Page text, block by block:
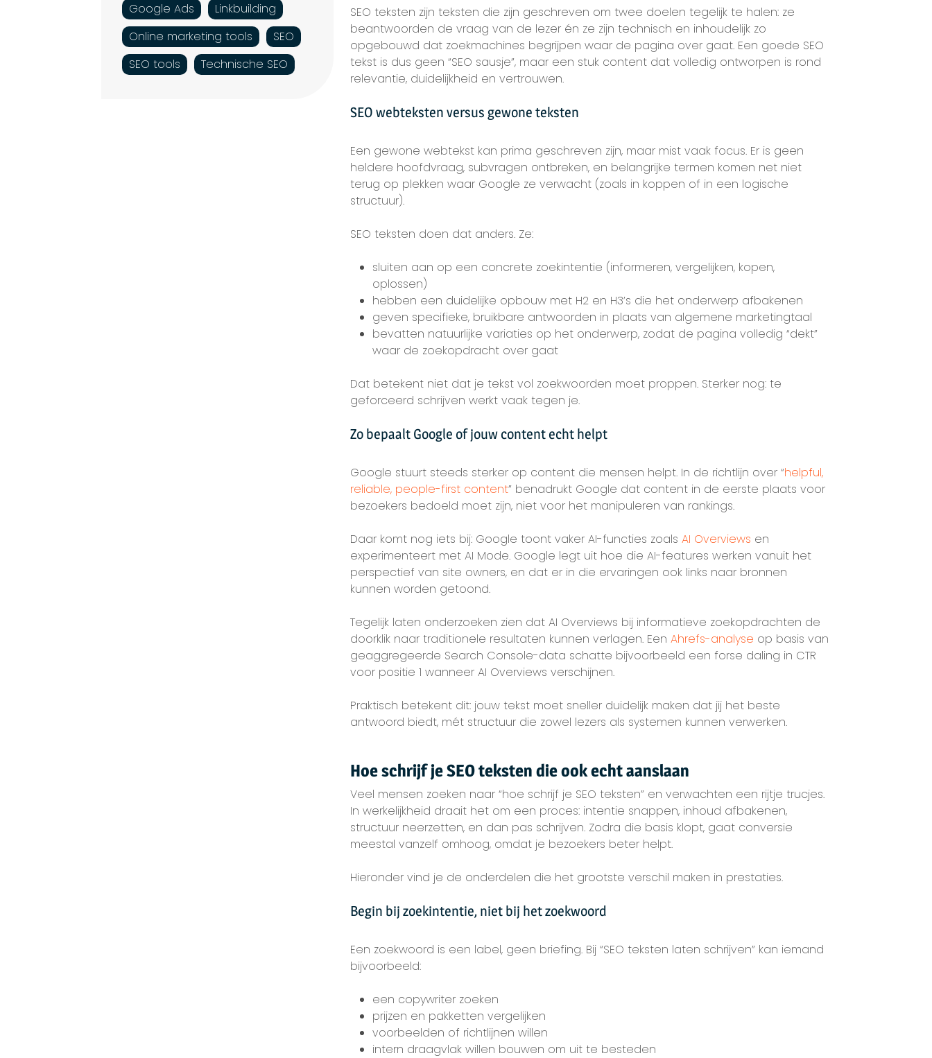
Google Ads
Linkbuilding
Online marketing tools
SEO
SEO tools
Technische SEO
SEO teksten zijn teksten die zijn geschreven om twee doelen tegelijk te halen: ze
beantwoorden de vraag van de lezer én ze zijn technisch en inhoudelijk zo
opgebouwd dat zoekmachines begrijpen waar de pagina over gaat. Een goede SEO
tekst is dus geen “SEO sausje”, maar een stuk content dat volledig ontworpen is rond
relevantie, duidelijkheid en vertrouwen.
SEO webteksten versus gewone teksten
Een gewone webtekst kan prima geschreven zijn, maar mist vaak focus. Er is geen
heldere hoofdvraag, subvragen ontbreken, en belangrijke termen komen net niet
terug op plekken waar Google ze verwacht (zoals in koppen of in een logische
structuur).
SEO teksten doen dat anders. Ze:
sluiten aan op een concrete zoekintentie (informeren, vergelijken, kopen,
oplossen)
hebben een duidelijke opbouw met H2 en H3’s die het onderwerp afbakenen
geven specifieke, bruikbare antwoorden in plaats van algemene marketingtaal
bevatten natuurlijke variaties op het onderwerp, zodat de pagina volledig “dekt”
waar de zoekopdracht over gaat
Dat betekent niet dat je tekst vol zoekwoorden moet proppen. Sterker nog: te
geforceerd schrijven werkt vaak tegen je.
Zo bepaalt Google of jouw content echt helpt
Google stuurt steeds sterker op content die mensen helpt. In de richtlijn over “helpful,
reliable, people-first content” benadrukt Google dat content in de eerste plaats voor
bezoekers bedoeld moet zijn, niet voor het manipuleren van rankings.
Daar komt nog iets bij: Google toont vaker AI-functies zoals AI Overviews en
experimenteert met AI Mode. Google legt uit hoe die AI-features werken vanuit het
perspectief van site owners, en dat er in die ervaringen ook links naar bronnen
kunnen worden getoond.
Tegelijk laten onderzoeken zien dat AI Overviews bij informatieve zoekopdrachten de
doorklik naar traditionele resultaten kunnen verlagen. Een Ahrefs-analyse op basis van
geaggregeerde Search Console-data schatte bijvoorbeeld een forse daling in CTR
voor positie 1 wanneer AI Overviews verschijnen.
Praktisch betekent dit: jouw tekst moet sneller duidelijk maken dat jij het beste
antwoord biedt, mét structuur die zowel lezers als systemen kunnen verwerken.
Hoe schrijf je SEO teksten die ook echt aanslaan
Veel mensen zoeken naar “hoe schrijf je SEO teksten” en verwachten een rijtje trucjes.
In werkelijkheid draait het om een proces: intentie snappen, inhoud afbakenen,
structuur neerzetten, en dan pas schrijven. Zodra die basis klopt, gaat conversie
meestal vanzelf omhoog, omdat je bezoekers beter helpt.
Hieronder vind je de onderdelen die het grootste verschil maken in prestaties.
Begin bij zoekintentie, niet bij het zoekwoord
Een zoekwoord is een label, geen briefing. Bij “SEO teksten laten schrijven” kan iemand
bijvoorbeeld:
een copywriter zoeken
prijzen en pakketten vergelijken
voorbeelden of richtlijnen willen
intern draagvlak willen bouwen om uit te besteden